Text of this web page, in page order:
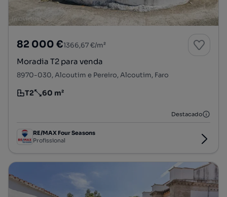
82 000 €1366,67 €/m²
Moradia T2 para venda
8970-030, Alcoutim e Pereiro, Alcoutim, Faro
Tipologia
T2
Preço por metro quadrado
60 m²
Destacado
RE/MAX Four Seasons
Profissional